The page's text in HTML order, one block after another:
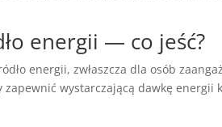
energii — co jeść?
energii, zwłaszcza dla osób
zapewnić wystarczającą dawkę energii